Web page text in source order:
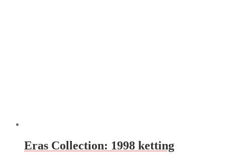
Eras Collection: 1998 ketting